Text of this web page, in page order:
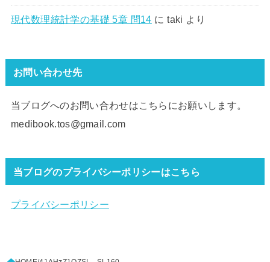
現代数理統計学の基礎 5章 問14 にtaki より
お問い合わせ先
当ブログへのお問い合わせはこちらにお願いします。
medibook.tos@gmail.com
当ブログのプライバシーポリシーはこちら
プライバシーポリシー